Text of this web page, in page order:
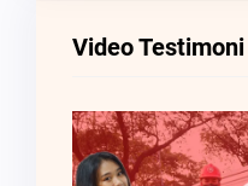
Video Testimoni